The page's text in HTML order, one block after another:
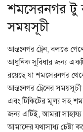
শমসেরনগর টু
সময়সূচী
আন্তঃনগর ট্রেন, বলতে
আধুনিক সুবিধার জন্য একটি
রয়েছে যা শমসেরনগর
আন্তঃনগর ট্রেনের
এবং টিকিটের মূল্য সহ
জন্য এটিই, আমরা
আমাদের যথাসাধ্য চেষ্টা